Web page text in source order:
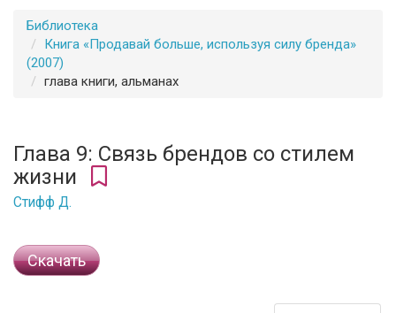
Библиотека
Книга «Продавай больше, используя силу бренда»
(2007)
глава книги, альманах
Глава 9: Связь брендов со стилем
жизни
Стифф Д.
Cкачать